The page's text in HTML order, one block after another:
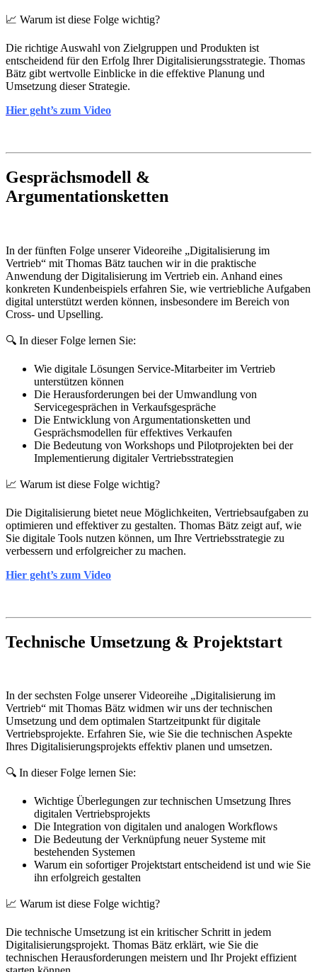
📈 Warum ist diese Folge wichtig?
Die richtige Auswahl von Zielgruppen und Produkten ist
entscheidend für den Erfolg Ihrer Digitalisierungsstrategie. Thomas
Bätz gibt wertvolle Einblicke in die effektive Planung und
Umsetzung dieser Strategie.
Hier geht’s zum Video
Gesprächsmodell &
Argumentationsketten
In der fünften Folge unserer Videoreihe „Digitalisierung im
Vertrieb“ mit Thomas Bätz tauchen wir in die praktische
Anwendung der Digitalisierung im Vertrieb ein. Anhand eines
konkreten Kundenbeispiels erfahren Sie, wie vertriebliche Aufgaben
digital unterstützt werden können, insbesondere im Bereich von
Cross- und Upselling.
🔍 In dieser Folge lernen Sie:
Wie digitale Lösungen Service-Mitarbeiter im Vertrieb
unterstützen können
Die Herausforderungen bei der Umwandlung von
Servicegesprächen in Verkaufsgespräche
Die Entwicklung von Argumentationsketten und
Gesprächsmodellen für effektives Verkaufen
Die Bedeutung von Workshops und Pilotprojekten bei der
Implementierung digitaler Vertriebsstrategien
📈 Warum ist diese Folge wichtig?
Die Digitalisierung bietet neue Möglichkeiten, Vertriebsaufgaben zu
optimieren und effektiver zu gestalten. Thomas Bätz zeigt auf, wie
Sie digitale Tools nutzen können, um Ihre Vertriebsstrategie zu
verbessern und erfolgreicher zu machen.
Hier geht’s zum Video
Technische Umsetzung & Projektstart
In der sechsten Folge unserer Videoreihe „Digitalisierung im
Vertrieb“ mit Thomas Bätz widmen wir uns der technischen
Umsetzung und dem optimalen Startzeitpunkt für digitale
Vertriebsprojekte. Erfahren Sie, wie Sie die technischen Aspekte
Ihres Digitalisierungsprojekts effektiv planen und umsetzen.
🔍 In dieser Folge lernen Sie:
Wichtige Überlegungen zur technischen Umsetzung Ihres
digitalen Vertriebsprojekts
Die Integration von digitalen und analogen Workflows
Die Bedeutung der Verknüpfung neuer Systeme mit
bestehenden Systemen
Warum ein sofortiger Projektstart entscheidend ist und wie Sie
ihn erfolgreich gestalten
📈 Warum ist diese Folge wichtig?
Die technische Umsetzung ist ein kritischer Schritt in jedem
Digitalisierungsprojekt. Thomas Bätz erklärt, wie Sie die
technischen Herausforderungen meistern und Ihr Projekt effizient